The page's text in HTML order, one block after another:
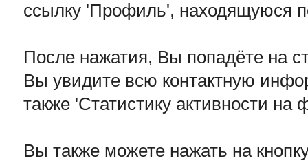
ссылку 'Профиль', находящуюся
После нажатия, Вы попадёте на
Вы увидите всю контактную
также 'Статистику активности
Вы также можете нажать на